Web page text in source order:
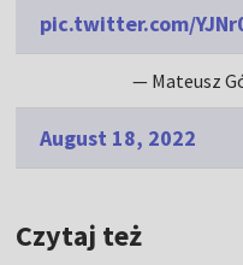
pic.twitter.com/
— Mateusz
August 18, 2022
Czytaj też